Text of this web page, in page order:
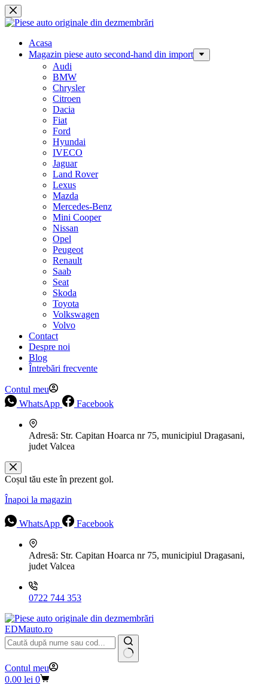
Sari
la
Acasa
Magazin piese auto second-hand din import
Audi
BMW
Chrysler
Citroen
Dacia
Fiat
Ford
Hyundai
IVECO
Jaguar
Land Rover
Lexus
Mazda
Mercedes-Benz
Mini Cooper
Nissan
Opel
Peugeot
Renault
Saab
Seat
Skoda
Toyota
Volkswagen
Volvo
Contact
Despre noi
Blog
Întrebări frecvente
Contul meu
WhatsApp
Facebook
Adresă: Str. Capitan Hoarca nr 75, municipiul Dragasani,
judet Valcea
Coșul tău este în prezent gol.
Înapoi la magazin
WhatsApp Facebook
Adresă: Str. Capitan Hoarca nr 75, municipiul Dragasani,
judet Valcea
0722 744 353
EDMauto.ro
Niciun
rezultat
Contul meu
Coș
0.00 lei 0